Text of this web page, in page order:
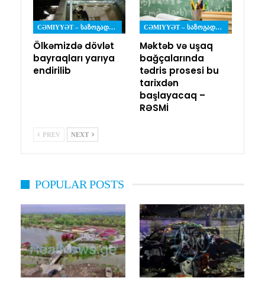
CƏMIYYƏT – ᲡᲐᲖᲝᲒᲐᲓᲝᲔᲑᲐ
Ölkəmizdə dövlət
bayraqları yarıya
endirilib
CƏMIYYƏT – ᲡᲐᲖᲝᲒᲐᲓᲝᲔᲑᲐ
Məktəb və uşaq
bağçalarında
tədris prosesi bu
tarixdən
başlayacaq –
RƏSMİ
PREV NEXT
POPULAR POSTS